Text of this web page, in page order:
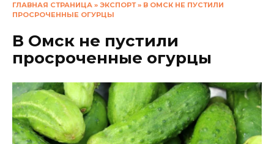
ГЛАВНАЯ СТРАНИЦА » ЭКСПОРТ» В ОМСК НЕ ПУСТИЛИ
ПРОСРОЧЕННЫЕ ОГУРЦЫ
В Омск не пустили
просроченные огурцы